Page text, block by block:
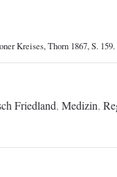
Kreises, Thorn 1867, S. 159.
Friedland, Medizin,